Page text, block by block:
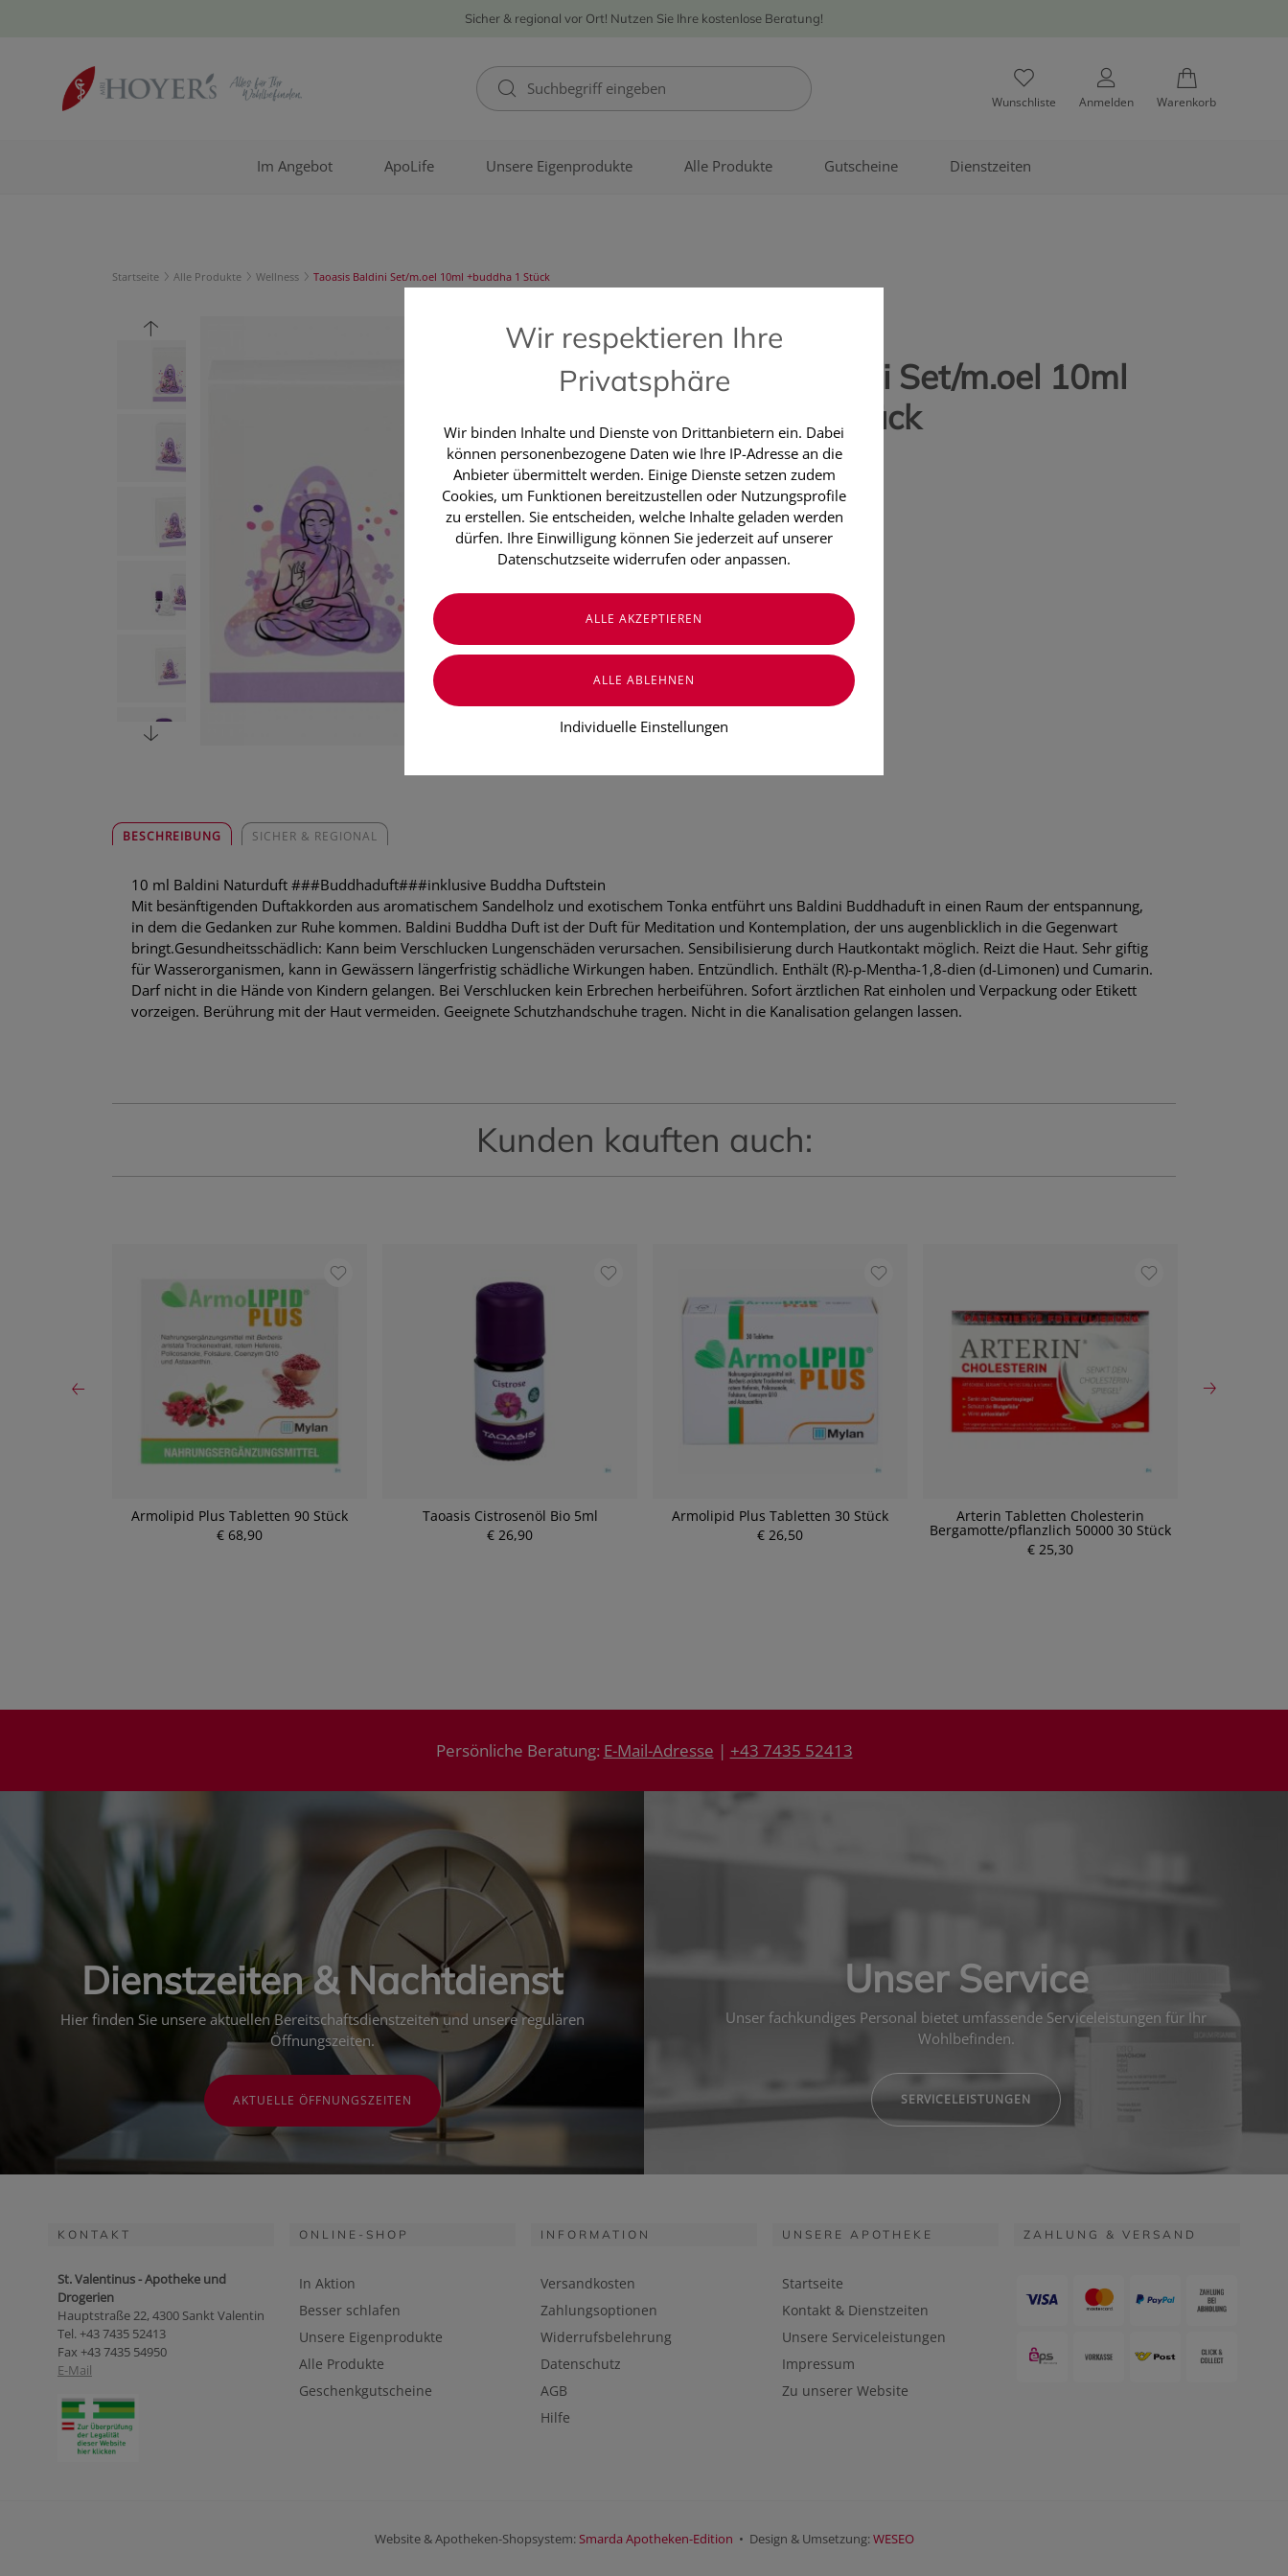
Sicher & regional vor Ort! Nutzen Sie Ihre kostenlose Beratung!
Wunschliste Anmelden Warenkorb
Im Angebot ApoLife Unsere Eigenprodukte Alle Produkte Gutscheine Dienstzeiten
Startseite Alle Produkte Wellness Taoasis Baldini Set/m.oel 10ml +buddha 1 Stück
PHARMAG LACHMAIR GMBH
Taoasis Baldini Set/m.oel 10ml
+buddha 1 Stück
€ 12,90
€ 12,90 / Stück
Preis inkl. MwSt.
zzgl. Versandkosten
BESCHREIBUNG SICHER & REGIONAL
10 ml Baldini Naturduft ###Buddhaduft###inklusive Buddha Duftstein
Mit besänftigenden Duftakkorden aus aromatischem Sandelholz und exotischem Tonka entführt uns Baldini Buddhaduft in einen Raum der entspannung,
in dem die Gedanken zur Ruhe kommen. Baldini Buddha Duft ist der Duft für Meditation und Kontemplation, der uns augenblicklich in die Gegenwart
bringt.Gesundheitsschädlich: Kann beim Verschlucken Lungenschäden verursachen. Sensibilisierung durch Hautkontakt möglich. Reizt die Haut. Sehr giftig
für Wasserorganismen, kann in Gewässern längerfristig schädliche Wirkungen haben. Entzündlich. Enthält (R)-p-Mentha-1,8-dien (d-Limonen) und Cumarin.
Darf nicht in die Hände von Kindern gelangen. Bei Verschlucken kein Erbrechen herbeiführen. Sofort ärztlichen Rat einholen und Verpackung oder Etikett
vorzeigen. Berührung mit der Haut vermeiden. Geeignete Schutzhandschuhe tragen. Nicht in die Kanalisation gelangen lassen.
Kunden kauften auch:
Armolipid Plus Tabletten 90 Stück
€ 68,90
Taoasis Cistrosenöl Bio 5ml
€ 26,90
Armolipid Plus Tabletten 30 Stück
€ 26,50
Arterin Tabletten Cholesterin
Bergamotte/pflanzlich 50000 30 Stück
€ 25,30
P P
P
Wir respektieren Ihre
Privatsphäre
Wir binden Inhalte und Dienste von Drittanbietern ein. Dabei
können personenbezogene Daten wie Ihre IP-Adresse an die
Anbieter übermittelt werden. Einige Dienste setzen zudem
Cookies, um Funktionen bereitzustellen oder Nutzungsprofile
zu erstellen. Sie entscheiden, welche Inhalte geladen werden
dürfen. Ihre Einwilligung können Sie jederzeit auf unserer
Datenschutzseite widerrufen oder anpassen.
Individuelle Einstellungen
Persönliche Beratung: E-Mail-Adresse | +43 7435 52413
Dienstzeiten & Nachtdienst
Hier finden Sie unsere aktuellen Bereitschaftsdienstzeiten und unsere regulären
Öffnungszeiten.
AKTUELLE ÖFFNUNGSZEITEN
Unser Service
Unser fachkundiges Personal bietet umfassende Serviceleistungen für Ihr
Wohlbefinden.
SERVICELEISTUNGEN
KONTAKT
St. Valentinus - Apotheke und
Drogerien
Hauptstraße 22, 4300 Sankt Valentin
Tel. +43 7435 52413
Fax +43 7435 54950
E-Mail
ONLINE-SHOP
In Aktion
Besser schlafen
Unsere Eigenprodukte
Alle Produkte
Geschenkgutscheine
INFORMATION
Versandkosten
Zahlungsoptionen
Widerrufsbelehrung
Datenschutz
AGB
Hilfe
UNSERE APOTHEKE
Startseite
Kontakt & Dienstzeiten
Unsere Serviceleistungen
Impressum
Zu unserer Website
ZAHLUNG & VERSAND
Website & Apotheken-Shopsystem:Smarda Apotheken-Edition • Design & Umsetzung:WESEO